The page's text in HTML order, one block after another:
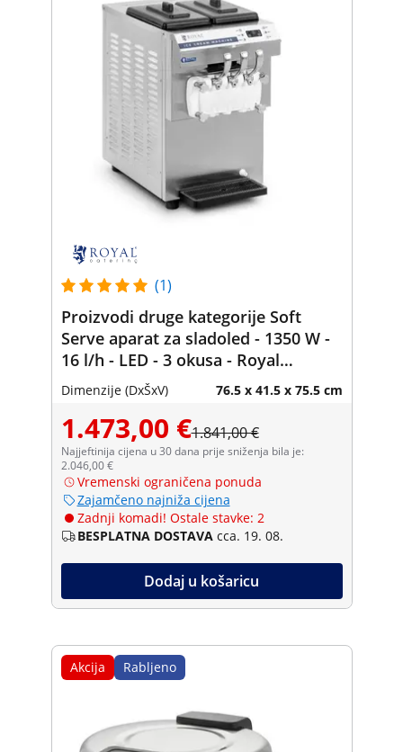
(1)
Proizvodi druge kategorije Soft
Serve aparat za sladoled - 1350 W -
16 l/h - LED - 3 okusa - Royal
Catering
Dimenzije (DxŠxV) 76.5 x 41.5 x 75.5 cm
1.473,00 €1.841,00 €
Najjeftinija cijena u 30 dana prije sniženja bila je:
2.046,00 €
Vremenski ograničena ponuda
Zajamčeno najniža cijena
Zadnji komadi! Ostale stavke: 2
BESPLATNA DOSTAVA cca. 19. 08.
Dodaj u košaricu
Akcija Rabljeno